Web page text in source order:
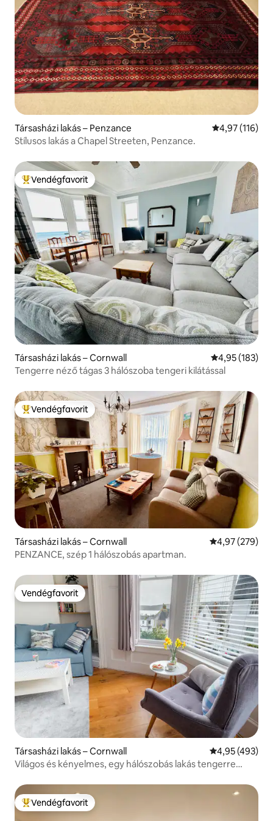
Társasházi lakás – Penzance Átlagos
4,97 (116)
Stílusos lakás a Chapel Streeten, Penzance.
Kiemelt vendégfavorit
Vendégfavorit
Társasházi lakás – Cornwall Átlagos
4,95 (183)
Tengerre néző tágas 3 hálószoba tengeri kilátással
Kiemelt vendégfavorit
Vendégfavorit
Társasházi lakás – Cornwall Átlagos
4,97 (279)
PENZANCE, szép 1 hálószobás apartman.
Vendégfavorit
Vendégfavorit
Társasházi lakás – Cornwall Átlagos
4,95 (493)
Világos és kényelmes, egy hálószobás lakás tengerre
Kiemelt vendégfavorit
Vendégfavorit